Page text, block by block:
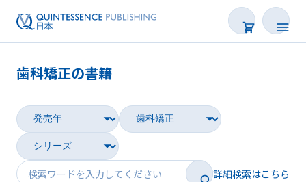
雑誌
映像
歯科矯正の書籍
詳細検索はこちら